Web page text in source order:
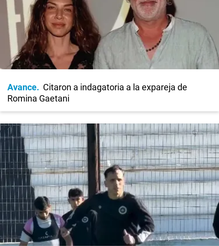
Avance
Citaron a indagatoria a la expareja de
Romina Gaetani